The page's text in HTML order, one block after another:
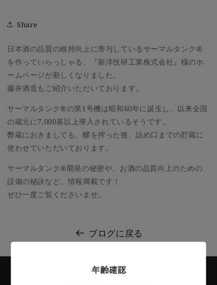
Share
日本酒の品質の維持向上に寄与しているサーマルタンク®
を作っていらっしゃる、『新洋技研工業株式会社』様のホ
ームページが新しくなりました。
藤井酒造もご紹介いただいております。
サーマルタンク®の第1号機は昭和60年に誕生し、以来全国
の蔵元に7,000基以上導入されているそうです。
弊蔵におきましても、醪を搾った後、詰め口までの貯蔵に
使わせていただいております。
サーマルタンク®開発の秘密や、お酒の品質向上のための
設備の秘訣など、情報満載です！
ぜひ一度ご覧くださいませ。
ブログに戻る
年齢確認